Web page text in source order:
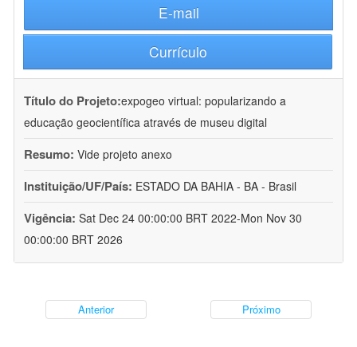
E-mail
Currículo
Título do Projeto:expogeo virtual: popularizando a
educação geocientífica através de museu digital
Resumo: Vide projeto anexo
Instituição/UF/País: ESTADO DA BAHIA - BA - Brasil
Vigência: Sat Dec 24 00:00:00 BRT 2022-Mon Nov 30
00:00:00 BRT 2026
Anterior Próximo